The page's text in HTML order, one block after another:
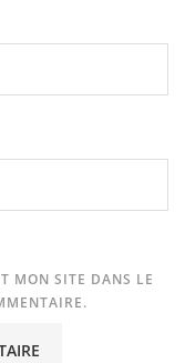
MON SITE DANS LE